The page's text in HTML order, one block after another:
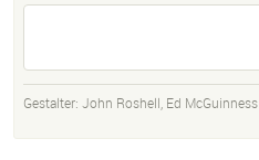
Gestalter: John Roshell, Ed McGuinness